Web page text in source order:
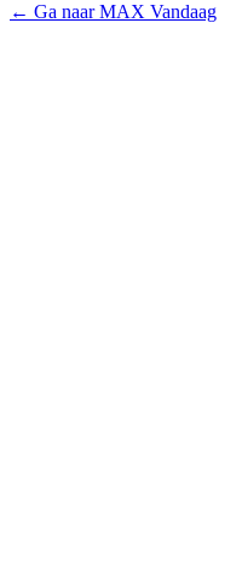
← Ga naar MAX Vandaag